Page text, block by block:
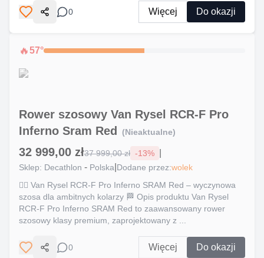
Udostępnij
0 Więcej Do okazji
🔥57°
Rower szosowy Van Rysel RCR-F Pro
Inferno Sram Red (Nieaktualne)
32 999,00 zł37 999,00 zł -13%
Sklep: Decathlon - Polska Dodane przez:wolek
🚴‍♂️ Van Rysel RCR-F Pro Inferno SRAM Red – wyczynowa
szosa dla ambitnych kolarzy 🏁 Opis produktu Van Rysel
RCR-F Pro Inferno SRAM Red to zaawansowany rower
szosowy klasy premium, zaprojektowany z ...
Udostępnij
0 Więcej Do okazji